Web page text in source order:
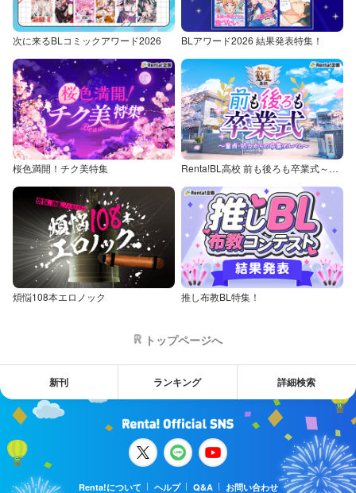
次に来るBLコミックアワード2026 BLアワード2026 結果発表特集！
桜色満開！チク美特集 Renta!BL高校 前も後ろも卒業式～童貞・処女からの卒業アルバム～
煩悩108本エロノック 推し布教BL特集！
トップページへ
新刊 ランキング 詳細検索
Renta!について ヘルプ Q&A お問い合わせ